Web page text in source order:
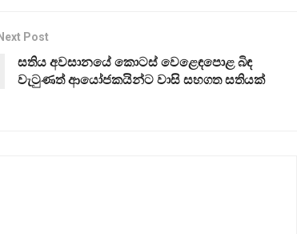
Next Post
සතිය අවසානයේ කොටස් වෙළෙඳපොළ බිඳ
වැටුණත් ආයෝජකයින්ට වාසි සහගත සතියක්